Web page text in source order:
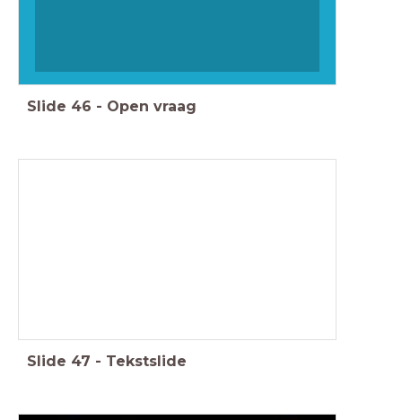
Slide 46 - Open vraag
Slide 47 - Tekstslide